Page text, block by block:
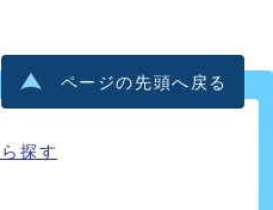
ページの先頭へ戻る
探す